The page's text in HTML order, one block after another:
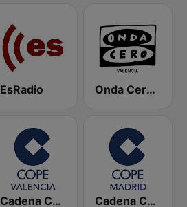
EsRadio Onda Cero Valencia
Cadena COPE Valencia Cadena COPE Madrid